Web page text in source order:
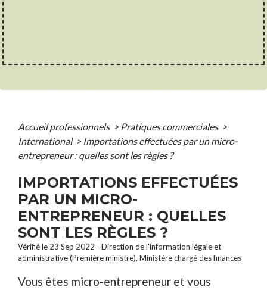
Accueil professionnels > Pratiques commerciales >
International > Importations effectuées par un micro-
entrepreneur : quelles sont les règles ?
IMPORTATIONS EFFECTUÉES
PAR UN MICRO-
ENTREPRENEUR : QUELLES
SONT LES RÈGLES ?
Vérifié le 23 Sep 2022 - Direction de l'information légale et
administrative (Première ministre), Ministère chargé des finances
Vous êtes micro-entrepreneur et vous